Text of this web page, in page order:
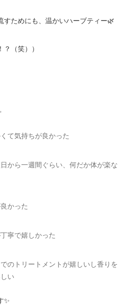
すためにも、温かいハーブティー🌿
？（笑））
て気持ちが良かった
から一週間ぐらい、何だか体が楽な
かった
寧で嬉しかった
のトリートメントが嬉しいし香りを
い
✨